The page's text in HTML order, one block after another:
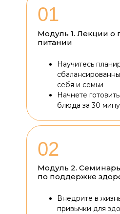
Модуль 1. Лекции
питании
01
Научитесь
себя и семьи
Начнете
блюда за 30
Модуль 2.
по поддержке
02
Внедрите в
привычки для